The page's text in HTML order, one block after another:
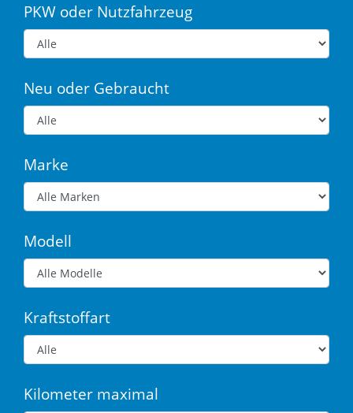
PKW oder Nutzfahrzeug
Neu oder Gebraucht
Marke
Modell
Kraftstoffart
Kilometer maximal